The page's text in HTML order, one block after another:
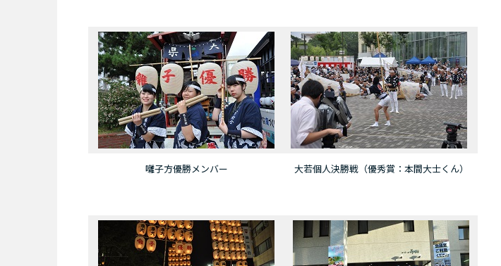
囃子方優勝メンバー 大若個人決勝戦（優秀賞：本間大士くん）